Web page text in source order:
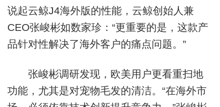
说起云鲸J4海外版的性能，云鲸创始人兼
CEO张峻彬如数家珍：“更重要的是，这款产
品针对性解决了海外客户的痛点问题。”
张峻彬调研发现，欧美用户更看重扫地
功能，尤其是对宠物毛发的清洁。“在海外市